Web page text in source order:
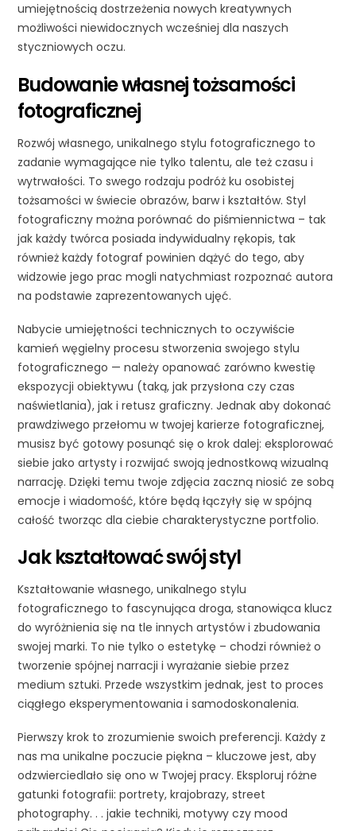
umiejętnością dostrzeżenia nowych kreatywnych
możliwości niewidocznych wcześniej dla naszych
styczniowych oczu.
Budowanie własnej tożsamości
fotograficznej
Rozwój własnego, unikalnego stylu fotograficznego to
zadanie wymagające nie tylko talentu, ale też czasu i
wytrwałości. To swego rodzaju podróż ku osobistej
tożsamości w świecie obrazów, barw i kształtów. Styl
fotograficzny można porównać do piśmiennictwa – tak
jak każdy twórca posiada indywidualny rękopis, tak
również każdy fotograf powinien dążyć do tego, aby
widzowie jego prac mogli natychmiast rozpoznać autora
na podstawie zaprezentowanych ujęć.
Nabycie umiejętności technicznych to oczywiście
kamień węgielny procesu stworzenia swojego stylu
fotograficznego — należy opanować zarówno kwestię
ekspozycji obiektywu (taką, jak przysłona czy czas
naświetlania), jak i retusz graficzny. Jednak aby dokonać
prawdziwego przełomu w twojej karierze fotograficznej,
musisz być gotowy posunąć się o krok dalej: eksplorować
siebie jako artysty i rozwijać swoją jednostkową wizualną
narrację. Dzięki temu twoje zdjęcia zaczną niosić ze sobą
emocje i wiadomość, które będą łączyły się w spójną
całość tworząc dla ciebie charakterystyczne portfolio.
Jak kształtować swój styl
Kształtowanie własnego, unikalnego stylu
fotograficznego to fascynująca droga, stanowiąca klucz
do wyróżnienia się na tle innych artystów i zbudowania
swojej marki. To nie tylko o estetykę – chodzi również o
tworzenie spójnej narracji i wyrażanie siebie przez
medium sztuki. Przede wszystkim jednak, jest to proces
ciągłego eksperymentowania i samodoskonalenia.
Pierwszy krok to zrozumienie swoich preferencji. Każdy z
nas ma unikalne poczucie piękna – kluczowe jest, aby
odzwierciedlało się ono w Twojej pracy. Eksploruj różne
gatunki fotografii: portrety, krajobrazy, street
photography. . . jakie techniki, motywy czy mood